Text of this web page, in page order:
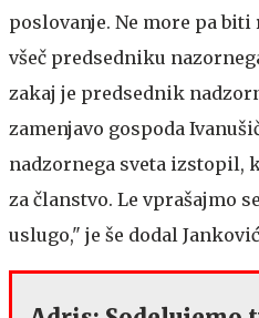
poslovanje. Ne more pa
všeč predsedniku
zakaj je predsednik
zamenjavo gospoda
nadzornega sveta izstopil,
za članstvo. Le vprašajmo
uslugo," je še dodal